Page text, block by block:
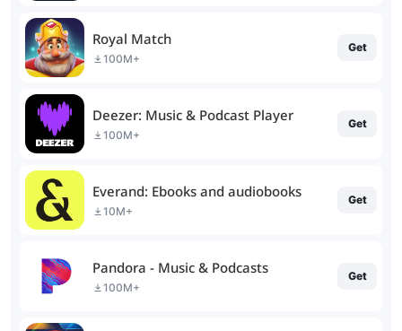
Royal Match
100M+
Get
Deezer: Music & Podcast Player
100M+
Get
Everand: Ebooks and audiobooks
10M+
Get
Pandora - Music & Podcasts
100M+
Get